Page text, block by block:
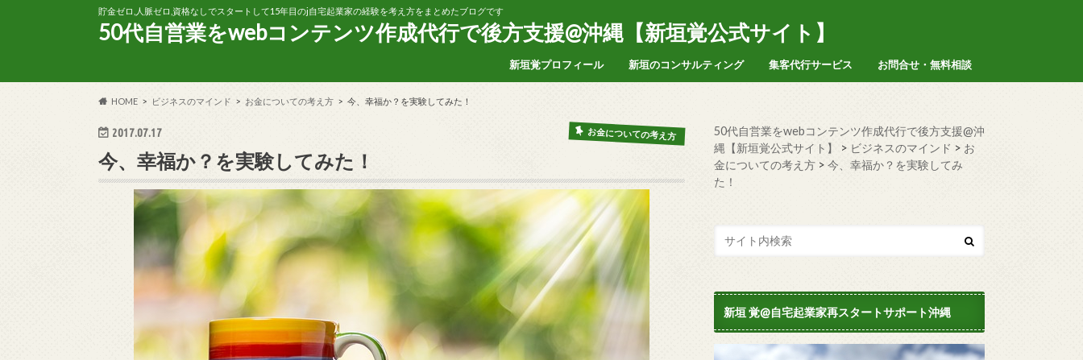
貯金ゼロ,人脈ゼロ,資格なしでスタートして15年目のj自宅起業家の経験を考え方をまとめたブログです
50代自営業をwebコンテンツ作成代行で後方支援@沖縄【新垣覚公式サイト】
新垣覚プロフィール 新垣のコンサルティング 集客代行サービス お問合せ・無料相談
HOME ビジネスのマインド お金についての考え方 今、幸福か？を実験してみた！
2017.07.17 お金についての考え方
今、幸福か？を実験してみた！
50代自営業をwebコンテンツ作成代行で後方支援@沖
縄【新垣覚公式サイト】
> ビジネスのマインド > お
金についての考え方 > 今、幸福か？を実験してみ
た！
新垣 覚@自宅起業家再スタートサポート沖縄